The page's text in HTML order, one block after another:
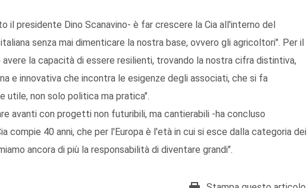
il presidente Dino Scanavino- è far crescere la Cia all'interno del
senza mai dimenticare la nostra base, ovvero gli agricoltori". Per il
la capacità di essere resilienti, trovando la nostra cifra distintiva,
e innovativa che incontra le esigenze degli associati, che si fa
utile, non solo politica ma pratica".
avanti con progetti non futuribili, ma cantierabili -ha concluso
compie 40 anni, che per l'Europa è l'età in cui si esce dalla categoria dei
ancora di più la responsabilità di diventare grandi".